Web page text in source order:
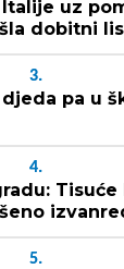
uz
dobitni
3.
pa u
4.
Tisuće
5.